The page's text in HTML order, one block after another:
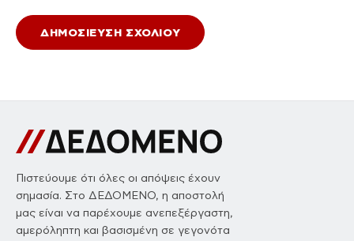
Πιστεύουμε ότι όλες οι απόψεις έχουν
σημασία. Στο ΔΕΔΟΜΕΝΟ, η αποστολή
μας είναι να παρέχουμε ανεπεξέργαστη,
αμερόληπτη και βασισμένη σε γεγονότα